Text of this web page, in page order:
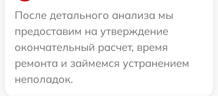
После детального анализа мы
предоставим на утверждение
окончательный расчет, время
ремонта и займемся устранением
неполадок.